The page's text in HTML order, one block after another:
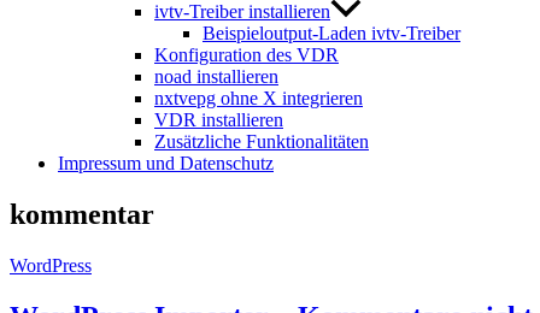
ivtv-Treiber installieren
Beispieloutput-Laden ivtv-Treiber
Konfiguration des VDR
noad installieren
nxtvepg ohne X integrieren
VDR installieren
Zusätzliche Funktionalitäten
Impressum und Datenschutz
kommentar
WordPress